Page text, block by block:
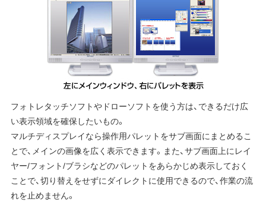
フォトレタッチソフトやドローソフトを使う方は、できるだけ広
い表示領域を確保したいもの。
マルチディスプレイなら操作用パレットをサブ画面にまとめるこ
とで、メインの画像を広く表示できます。また、サブ画面上にレイ
ヤー/フォント/ブラシなどのパレットをあらかじめ表示しておく
ことで、切り替えをせずにダイレクトに使用できるので、作業の流
れを止めません。